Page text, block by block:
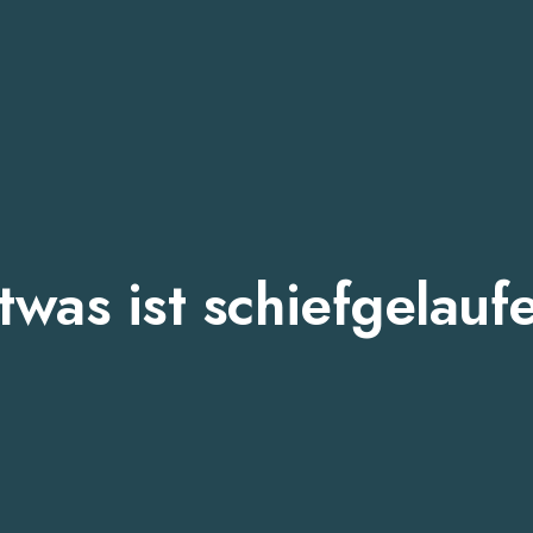
ist